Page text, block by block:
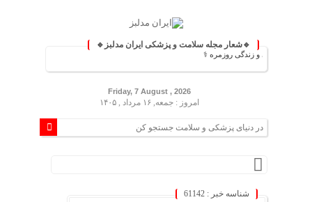
🔹شعار مجله سلامت و پزشکی ایران مدلبز🔹
پزشکی و زندگی روزمره ⚕️
Friday, 7 August , 2026
امروز : جمعه, ۱۶ مرداد , ۱۴۰۵
شناسه خبر : 61142